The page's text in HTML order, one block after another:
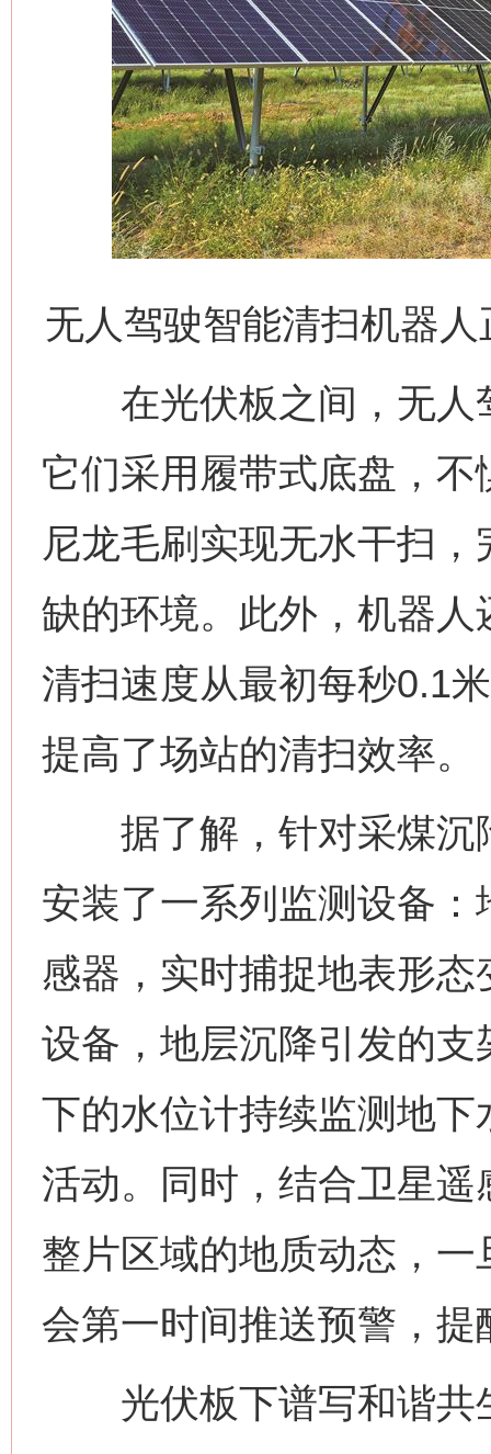
无人驾驶智能清扫机器
在光伏板之间，无人
它们采用履带式底盘，
尼龙毛刷实现无水干扫
缺的环境。此外，机器
清扫速度从最初每秒0.1
提高了场站的清扫效率。
据了解，针对采煤沉
安装了一系列监测设备
感器，实时捕捉地表形
设备，地层沉降引发的
下的水位计持续监测地
活动。同时，结合卫星
整片区域的地质动态，
会第一时间推送预警，
光伏板下谱写和谐共